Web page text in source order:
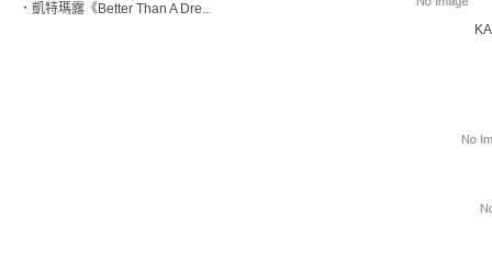
‧ 凱特瑪露《Better Than A Dre..